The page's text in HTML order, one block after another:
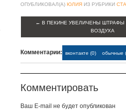
ОПУБЛИКОВАЛ(А) ЮЛИЯ ИЗ РУБРИКИ
← В ПЕКИНЕ УВЕЛИЧЕНЫ ШТРАФЫ
ВОЗДУХА
Комментарии: вконтакте (0) обычные
Комментировать
Baш E-mail не будет опубликован